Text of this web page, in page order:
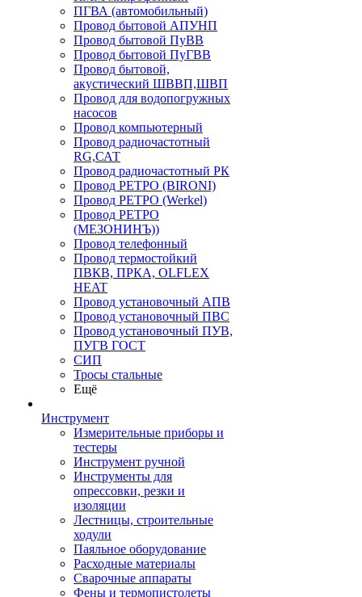
ПГВА (автомобильный)
Провод бытовой АПУНП
Провод бытовой ПуВВ
Провод бытовой ПуГВВ
Провод бытовой,
акустический ШВВП,ШВП
Провод для водопогружных
насосов
Провод компьютерный
Провод радиочастотный
RG,САТ
Провод радиочастотный РК
Провод РЕТРО (BIRONI)
Провод РЕТРО (Werkel)
Провод РЕТРО
(МЕЗОНИНЪ))
Провод телефонный
Провод термостойкий
ПВКВ, ПРКА, OLFLEX
HEAT
Провод установочный АПВ
Провод установочный ПВС
Провод установочный ПУВ,
ПУГВ ГОСТ
СИП
Тросы стальные
Ещё
Инструмент
Измерительные приборы и
тестеры
Инструмент ручной
Инструменты для
опрессовки, резки и
изоляции
Лестницы, строительные
ходули
Паяльное оборудование
Расходные материалы
Сварочные аппараты
Фены и термопистолеты